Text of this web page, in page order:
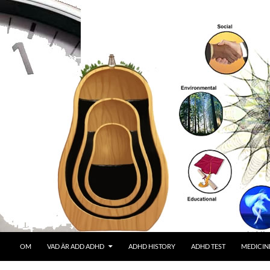
OM VAD ÄR ADD ADHD ADHD HISTORY ADHD TEST